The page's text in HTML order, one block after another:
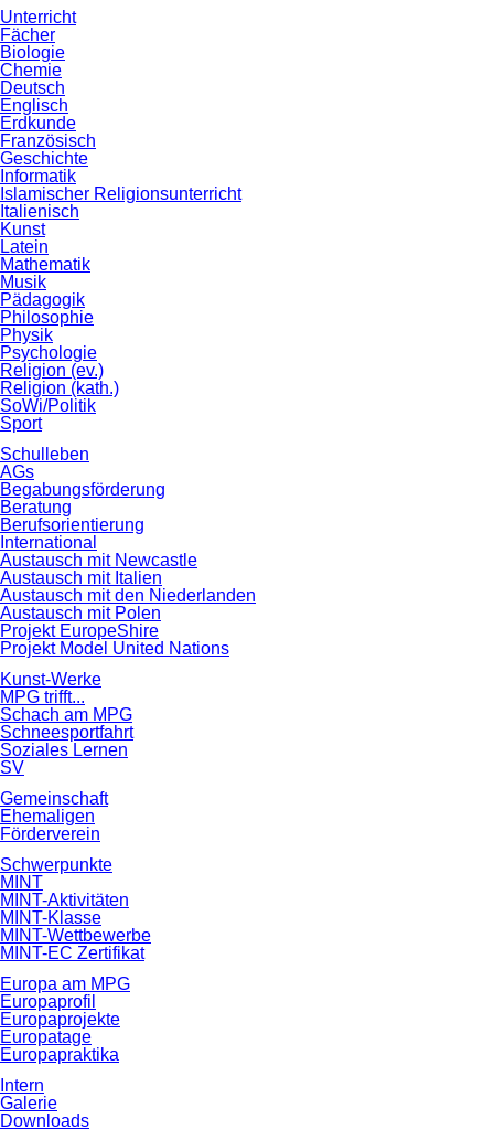
Unterricht
Fächer
Biologie
Chemie
Deutsch
Englisch
Erdkunde
Französisch
Geschichte
Informatik
Islamischer Religionsunterricht
Italienisch
Kunst
Latein
Mathematik
Musik
Pädagogik
Philosophie
Physik
Psychologie
Religion (ev.)
Religion (kath.)
SoWi/Politik
Sport
Schulleben
AGs
Begabungsförderung
Beratung
Berufsorientierung
International
Austausch mit Newcastle
Austausch mit Italien
Austausch mit den Niederlanden
Austausch mit Polen
Projekt EuropeShire
Projekt Model United Nations
Kunst-Werke
MPG trifft...
Schach am MPG
Schneesportfahrt
Soziales Lernen
SV
Gemeinschaft
Ehemaligen
Förderverein
Schwerpunkte
MINT
MINT-Aktivitäten
MINT-Klasse
MINT-Wettbewerbe
MINT-EC Zertifikat
Europa am MPG
Europaprofil
Europaprojekte
Europatage
Europapraktika
Intern
Galerie
Downloads